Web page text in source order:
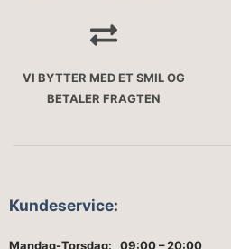
VI BYTTER MED ET SMIL OG
BETALER FRAGTEN
Kundeservice:
Mandag-Torsdag: 09:00 – 20:00